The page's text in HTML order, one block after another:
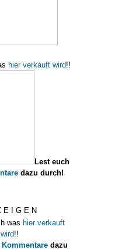
hier verkauft wird!!
Lest euch
dazu durch!
E I G E N
was hier verkauft
wird!!
Kommentare dazu